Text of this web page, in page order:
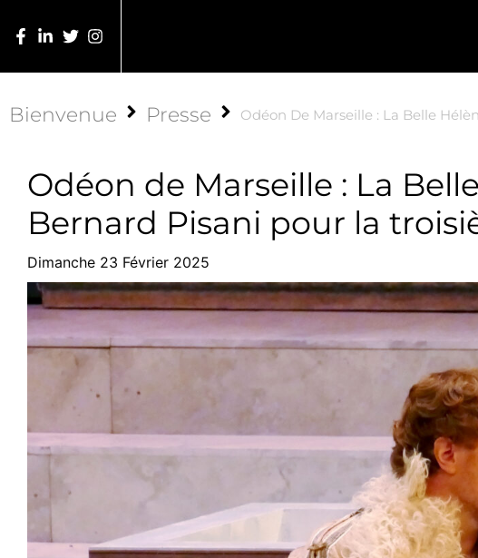
Bienvenue Presse Odéon De Marseille : La Belle
Odéon de Marseille : La
Bernard Pisani pour la
Dimanche 23 Février 2025